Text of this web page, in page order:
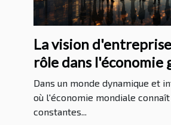
La vision
rôle dans l'économie
Dans un monde dynamique et
où l'économie mondiale
constantes...